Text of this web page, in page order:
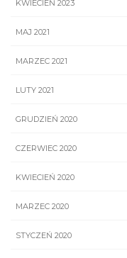
KWIECIEŃ 2023
MAJ 2021
MARZEC 2021
LUTY 2021
GRUDZIEŃ 2020
CZERWIEC 2020
KWIECIEŃ 2020
MARZEC 2020
STYCZEŃ 2020